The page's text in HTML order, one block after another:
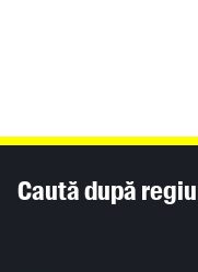
Caută după